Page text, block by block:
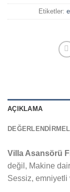
Etiketler:
AÇIKLAMA
Villa Asansörü
değil, Makine
Sessiz, emniyetli